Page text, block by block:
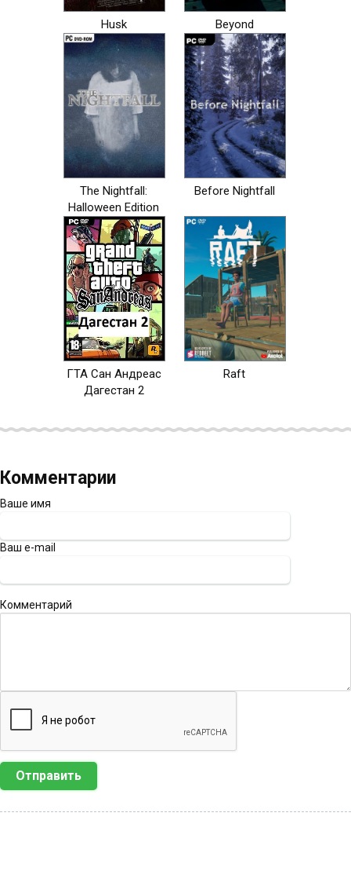
Husk Beyond
The Nightfall:
Halloween Edition
Before Nightfall
ГТА Сан Андреас
Дагестан 2
Raft
Комментарии
Ваше имя
Ваш e-mail
Комментарий
Отправить